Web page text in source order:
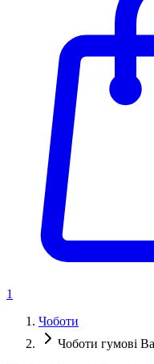
1
Чоботи
Чоботи гумові